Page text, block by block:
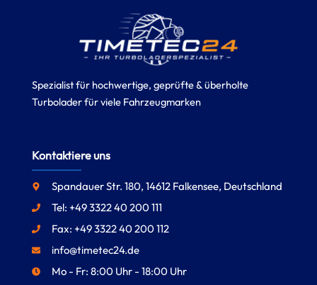
Spezialist für hochwertige, geprüfte & überholte
Turbolader für viele Fahrzeugmarken
Kontaktiere uns
Spandauer Str. 180, 14612 Falkensee, Deutschland
Tel: +49 3322 40 200 111
Fax: +49 3322 40 200 112
info@timetec24.de
Mo - Fr: 8:00 Uhr - 18:00 Uhr